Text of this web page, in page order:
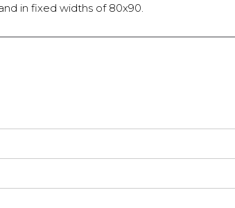
in fixed widths of 80x90.